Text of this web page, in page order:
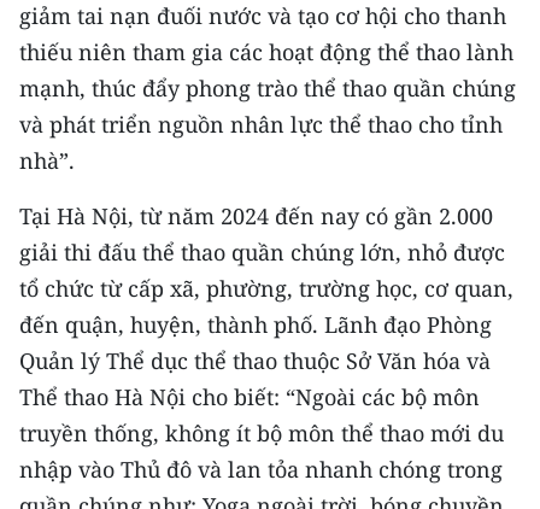
Media Giáo dục
Media Y tế
Media Khoa học - Công nghệ
Ảnh
Infographic
TIN MỚI
TIN ĐỊA PHƯƠNG
Trung du và miền núi phía Bắc
giảm tai nạn đuối nước và tạo cơ hội cho thanh
thiếu niên tham gia các hoạt động thể thao lành
mạnh, thúc đẩy phong trào thể thao quần chúng
và phát triển nguồn nhân lực thể thao cho tỉnh
nhà”.
Tại Hà Nội, từ năm 2024 đến nay có gần 2.000
giải thi đấu thể thao quần chúng lớn, nhỏ được
tổ chức từ cấp xã, phường, trường học, cơ quan,
đến quận, huyện, thành phố. Lãnh đạo Phòng
Quản lý Thể dục thể thao thuộc Sở Văn hóa và
Thể thao Hà Nội cho biết: “Ngoài các bộ môn
truyền thống, không ít bộ môn thể thao mới du
nhập vào Thủ đô và lan tỏa nhanh chóng trong